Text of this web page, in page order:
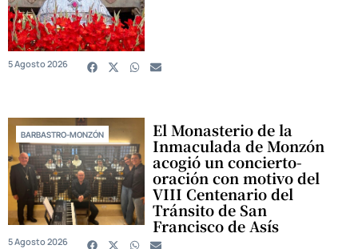
5 Agosto 2026
BARBASTRO-MONZÓN El Monasterio de la
Inmaculada de Monzón
acogió un concierto-
oración con motivo del
VIII Centenario del
Tránsito de San
Francisco de Asís
5 Agosto 2026